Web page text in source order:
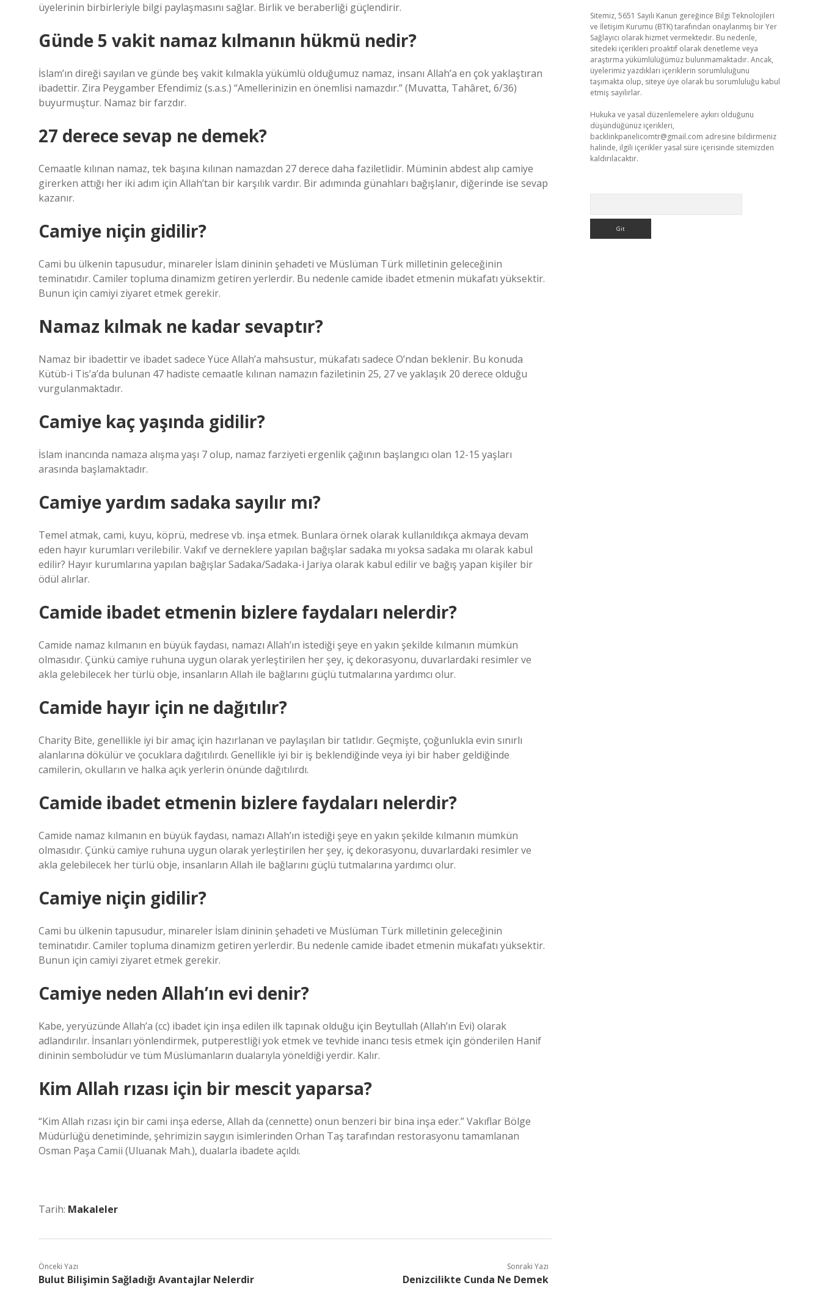
üyelerinin birbirleriyle bilgi paylaşmasını sağlar. Birlik ve beraberliği güçlendirir.
Günde 5 vakit namaz kılmanın hükmü nedir?
İslam’ın direği sayılan ve günde beş vakit kılmakla yükümlü olduğumuz namaz, insanı Allah’a en çok yaklaştıran
ibadettir. Zira Peygamber Efendimiz (s.a.s.) “Amellerinizin en önemlisi namazdır.” (Muvatta, Tahâret, 6/36)
buyurmuştur. Namaz bir farzdır.
27 derece sevap ne demek?
Cemaatle kılınan namaz, tek başına kılınan namazdan 27 derece daha faziletlidir. Müminin abdest alıp camiye
girerken attığı her iki adım için Allah’tan bir karşılık vardır. Bir adımında günahları bağışlanır, diğerinde ise sevap
kazanır.
Camiye niçin gidilir?
Cami bu ülkenin tapusudur, minareler İslam dininin şehadeti ve Müslüman Türk milletinin geleceğinin
teminatıdır. Camiler topluma dinamizm getiren yerlerdir. Bu nedenle camide ibadet etmenin mükafatı yüksektir.
Bunun için camiyi ziyaret etmek gerekir.
Namaz kılmak ne kadar sevaptır?
Namaz bir ibadettir ve ibadet sadece Yüce Allah’a mahsustur, mükafatı sadece O’ndan beklenir. Bu konuda
Kütüb-i Tis’a’da bulunan 47 hadiste cemaatle kılınan namazın faziletinin 25, 27 ve yaklaşık 20 derece olduğu
vurgulanmaktadır.
Camiye kaç yaşında gidilir?
İslam inancında namaza alışma yaşı 7 olup, namaz farziyeti ergenlik çağının başlangıcı olan 12-15 yaşları
arasında başlamaktadır.
Camiye yardım sadaka sayılır mı?
Temel atmak, cami, kuyu, köprü, medrese vb. inşa etmek. Bunlara örnek olarak kullanıldıkça akmaya devam
eden hayır kurumları verilebilir. Vakıf ve derneklere yapılan bağışlar sadaka mı yoksa sadaka mı olarak kabul
edilir? Hayır kurumlarına yapılan bağışlar Sadaka/Sadaka-i Jariya olarak kabul edilir ve bağış yapan kişiler bir
ödül alırlar.
Camide ibadet etmenin bizlere faydaları nelerdir?
Camide namaz kılmanın en büyük faydası, namazı Allah’ın istediği şeye en yakın şekilde kılmanın mümkün
olmasıdır. Çünkü camiye ruhuna uygun olarak yerleştirilen her şey, iç dekorasyonu, duvarlardaki resimler ve
akla gelebilecek her türlü obje, insanların Allah ile bağlarını güçlü tutmalarına yardımcı olur.
Camide hayır için ne dağıtılır?
Charity Bite, genellikle iyi bir amaç için hazırlanan ve paylaşılan bir tatlıdır. Geçmişte, çoğunlukla evin sınırlı
alanlarına dökülür ve çocuklara dağıtılırdı. Genellikle iyi bir iş beklendiğinde veya iyi bir haber geldiğinde
camilerin, okulların ve halka açık yerlerin önünde dağıtılırdı.
Camide ibadet etmenin bizlere faydaları nelerdir?
Camide namaz kılmanın en büyük faydası, namazı Allah’ın istediği şeye en yakın şekilde kılmanın mümkün
olmasıdır. Çünkü camiye ruhuna uygun olarak yerleştirilen her şey, iç dekorasyonu, duvarlardaki resimler ve
akla gelebilecek her türlü obje, insanların Allah ile bağlarını güçlü tutmalarına yardımcı olur.
Camiye niçin gidilir?
Cami bu ülkenin tapusudur, minareler İslam dininin şehadeti ve Müslüman Türk milletinin geleceğinin
teminatıdır. Camiler topluma dinamizm getiren yerlerdir. Bu nedenle camide ibadet etmenin mükafatı yüksektir.
Bunun için camiyi ziyaret etmek gerekir.
Camiye neden Allah’ın evi denir?
Kabe, yeryüzünde Allah’a (cc) ibadet için inşa edilen ilk tapınak olduğu için Beytullah (Allah’ın Evi) olarak
adlandırılır. İnsanları yönlendirmek, putperestliği yok etmek ve tevhide inancı tesis etmek için gönderilen Hanif
dininin sembolüdür ve tüm Müslümanların dualarıyla yöneldiği yerdir. Kalır.
Kim Allah rızası için bir mescit yaparsa?
“Kim Allah rızası için bir cami inşa ederse, Allah da (cennette) onun benzeri bir bina inşa eder.” Vakıflar Bölge
Müdürlüğü denetiminde, şehrimizin saygın isimlerinden Orhan Taş tarafından restorasyonu tamamlanan
Osman Paşa Camii (Uluanak Mah.), dualarla ibadete açıldı.
Tarih: Makaleler
Önceki Yazı
Bulut Bilişimin Sağladığı Avantajlar Nelerdir
Sonraki Yazı
Denizcilikte Cunda Ne Demek
Sitemiz, 5651 Sayılı Kanun gereğince Bilgi Teknolojileri
ve İletişim Kurumu (BTK) tarafından onaylanmış bir Yer
Sağlayıcı olarak hizmet vermektedir. Bu nedenle,
sitedeki içerikleri proaktif olarak denetleme veya
araştırma yükümlülüğümüz bulunmamaktadır. Ancak,
üyelerimiz yazdıkları içeriklerin sorumluluğunu
taşımakta olup, siteye üye olarak bu sorumluluğu kabul
etmiş sayılırlar.
Hukuka ve yasal düzenlemelere aykırı olduğunu
düşündüğünüz içerikleri,
backlinkpanelicomtr@gmail.com adresine bildirmeniz
halinde, ilgili içerikler yasal süre içerisinde sitemizden
kaldırılacaktır.